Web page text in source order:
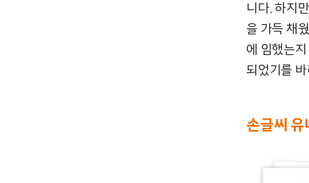
니다. 하지
을 가득 채
에 임했는
되었기를
손글씨 유